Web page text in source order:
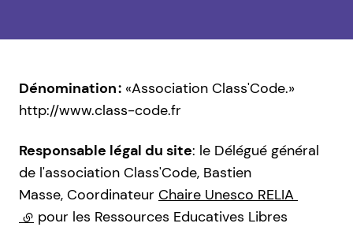
Dénomination : «Association Class'Code.»
http://www.class-code.fr
Responsable légal du site: le Délégué général
de l'association Class'Code, Bastien
Masse, Coordinateur Chaire Unesco RELIA
(lien externe)
pour les Ressources Educatives Libres